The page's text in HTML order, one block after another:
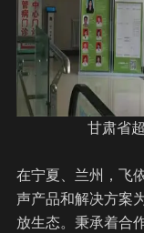
甘肃省
在宁夏、兰州，飞
声产品和解决方案
放生态。秉承着合